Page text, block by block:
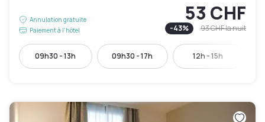
Annulation gratuite
Paiement à l'hôtel
53 CHF
-43% 93 CHFla nuit
09h30 - 13h 09h30 - 17h 12h - 15h